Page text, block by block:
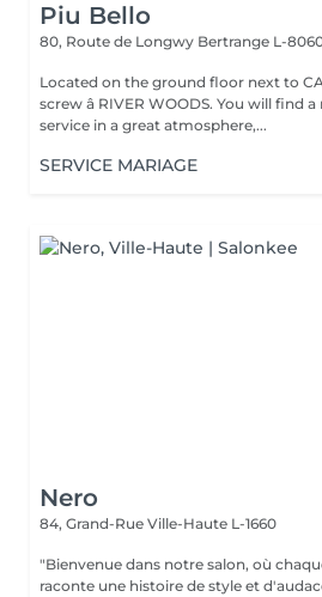
Piu Bello
80, Route de Longwy Bertrange L-
Located on the ground floor next to
screw â RIVER WOODS. You will find a neat and professional
service in a great atmosphere,...
SERVICE MARIAGE
Nero
84, Grand-Rue Ville-Haute L-1660
"Bienvenue dans notre salon, où
raconte une histoire de style et